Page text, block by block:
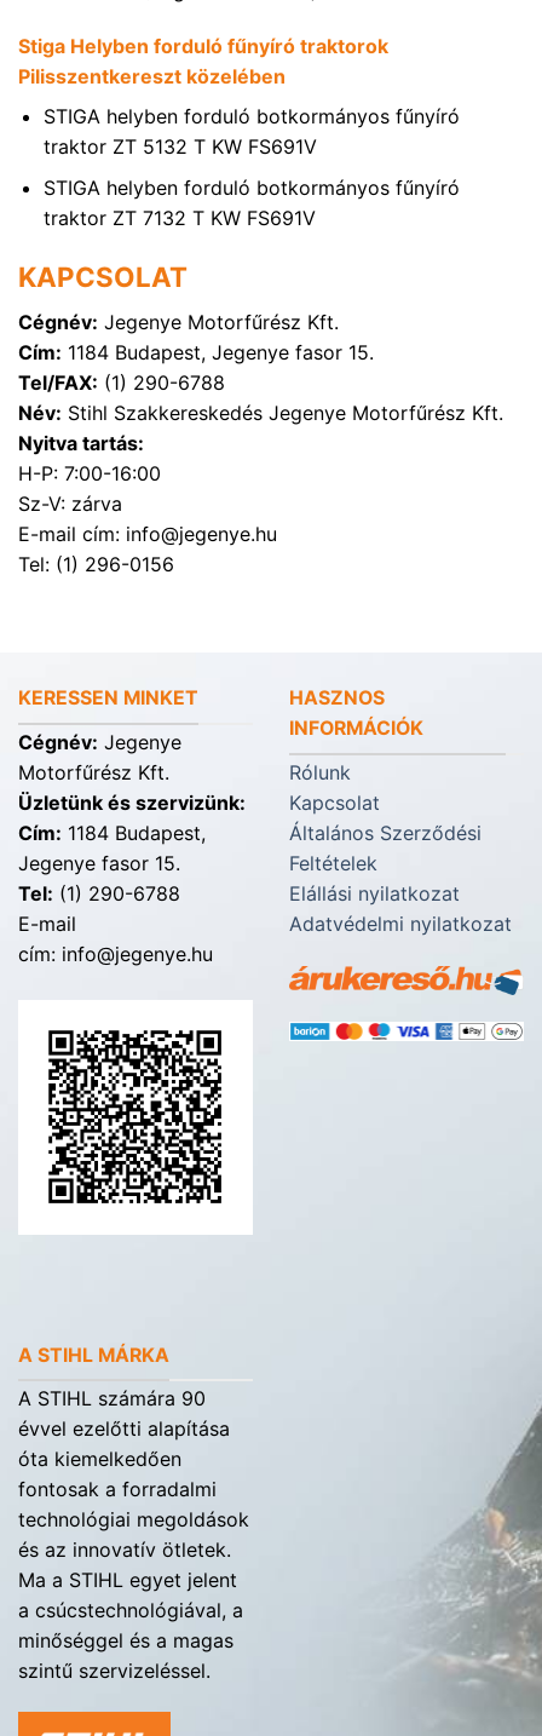
Stiga Helyben forduló fűnyíró traktorok
Pilisszentkereszt közelében
STIGA helyben forduló botkormányos fűnyíró
traktor ZT 5132 T KW FS691V
STIGA helyben forduló botkormányos fűnyíró
traktor ZT 7132 T KW FS691V
KAPCSOLAT
Cégnév: Jegenye Motorfűrész Kft.
Cím: 1184 Budapest, Jegenye fasor 15.
Tel/FAX: (1) 290-6788
Név: Stihl Szakkereskedés Jegenye Motorfűrész Kft.
Nyitva tartás:
H-P: 7:00-16:00
Sz-V: zárva
E-mail cím: info@jegenye.hu
Tel: (1) 296-0156
KERESSEN MINKET
Cégnév: Jegenye
Motorfűrész Kft.
Üzletünk és szervizünk:
Cím: 1184 Budapest,
Jegenye fasor 15.
Tel: (1) 290-6788
E-mail
cím: info@jegenye.hu
HASZNOS
INFORMÁCIÓK
Rólunk
Kapcsolat
Általános Szerződési
Feltételek
Elállási nyilatkozat
Adatvédelmi nyilatkozat
A STIHL MÁRKA
A STIHL számára 90
évvel ezelőtti alapítása
óta kiemelkedően
fontosak a forradalmi
technológiai megoldások
és az innovatív ötletek.
Ma a STIHL egyet jelent
a csúcstechnológiával, a
minőséggel és a magas
szintű szervizeléssel.